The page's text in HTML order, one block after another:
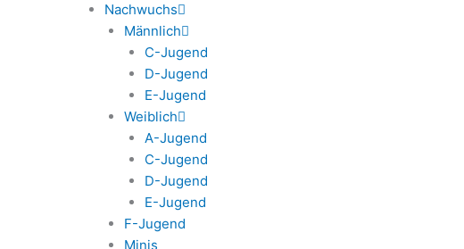
Nachwuchs
Männlich
C-Jugend
D-Jugend
E-Jugend
Weiblich
A-Jugend
C-Jugend
D-Jugend
E-Jugend
F-Jugend
Minis